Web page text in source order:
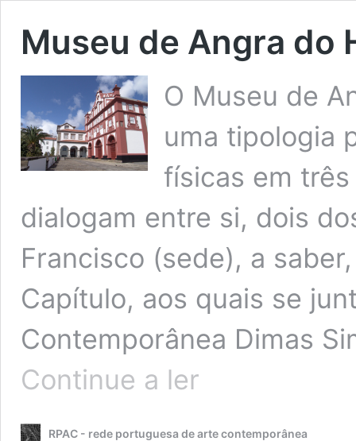
Museu de Angra do
O Museu de
uma tipologia
físicas em
dialogam entre si, dois
Francisco (sede), a
Capítulo, aos quais se
Contemporânea Dimas
Continue a ler
Heroísmo
RPAC - rede portuguesa de arte contemporânea